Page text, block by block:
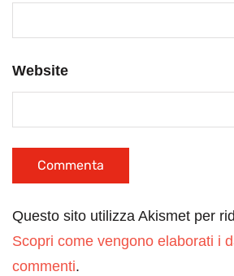
Website
Questo sito utilizza Akismet per
Scopri come vengono elaborati i
commenti.